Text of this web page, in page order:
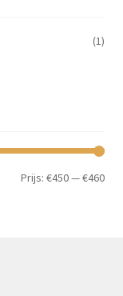
(1)
Min.
Prijs:€450—€460